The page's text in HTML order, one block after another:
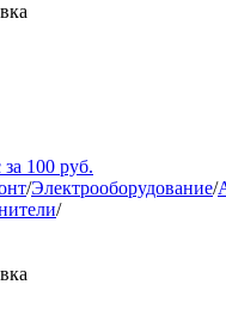
100 руб.
/Электрооборудование/
/